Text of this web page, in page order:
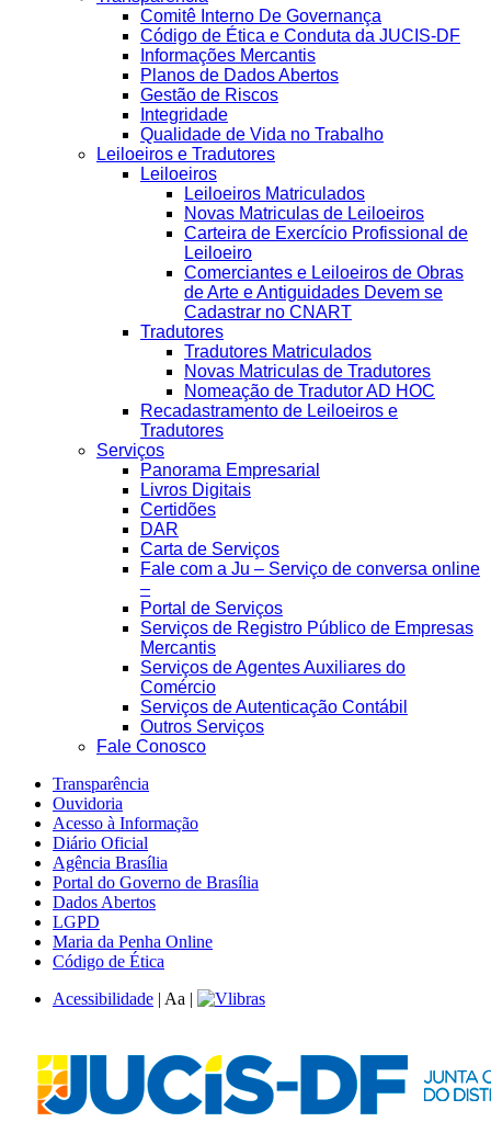
Comitê Interno De Governança
Código de Ética e Conduta da JUCIS-DF
Informações Mercantis
Planos de Dados Abertos
Gestão de Riscos
Integridade
Qualidade de Vida no Trabalho
Leiloeiros e Tradutores
Leiloeiros
Leiloeiros Matriculados
Novas Matriculas de Leiloeiros
Carteira de Exercício Profissional de
Leiloeiro
Comerciantes e Leiloeiros de Obras
de Arte e Antiguidades Devem se
Cadastrar no CNART
Tradutores
Tradutores Matriculados
Novas Matriculas de Tradutores
Nomeação de Tradutor AD HOC
Recadastramento de Leiloeiros e
Tradutores
Serviços
Panorama Empresarial
Livros Digitais
Certidões
DAR
Carta de Serviços
Fale com a Ju – Serviço de conversa online
–
Portal de Serviços
Serviços de Registro Público de Empresas
Mercantis
Serviços de Agentes Auxiliares do
Comércio
Serviços de Autenticação Contábil
Outros Serviços
Fale Conosco
Transparência
Ouvidoria
Acesso à Informação
Diário Oficial
Agência Brasília
Portal do Governo de Brasília
Dados Abertos
LGPD
Maria da Penha Online
Código de Ética
Acessibilidade | Aa |